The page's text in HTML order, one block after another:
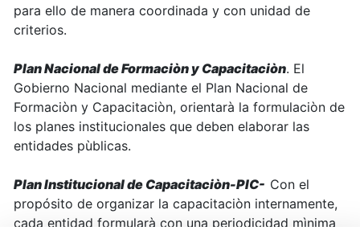
para ello de manera coordinada y con unidad de
criterios.
Plan Nacional de Formaciòn y Capacitaciòn. El
Gobierno Nacional mediante el Plan Nacional de
Formaciòn y Capacitaciòn, orientarà la formulaciòn de
los planes institucionales que deben elaborar las
entidades pùblicas.
Plan Institucional de Capacitaciòn-PIC- Con el
propósito de organizar la capacitaciòn internamente,
cada entidad formularà con una periodicidad mìnima